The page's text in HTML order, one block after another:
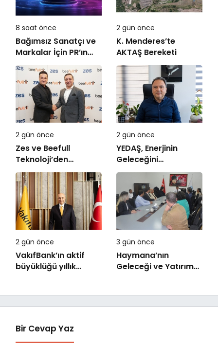
8 saat önce
Bağımsız Sanatçı ve
Markalar İçin PR’ın
Kuralları Değişiyor
2 gün önce
K. Menderes’te
AKTAŞ Bereketi
2 gün önce
Zes ve Beefull
Teknoloji’den
Roaming İş Birliği
2 gün önce
YEDAŞ, Enerjinin
Geleceğini
Şekillendirecek Genç
Yetenekleri Arıyor
2 gün önce
VakıfBank’ın aktif
büyüklüğü yıllık
3 gün önce
Haymana’nın
Geleceği ve Yatırım
Bir Cevap Yaz